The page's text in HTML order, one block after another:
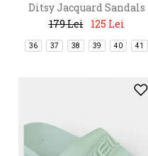
Ditsy Jacquard Sandals
179 Lei
125 Lei
36 37 38 39 40 41